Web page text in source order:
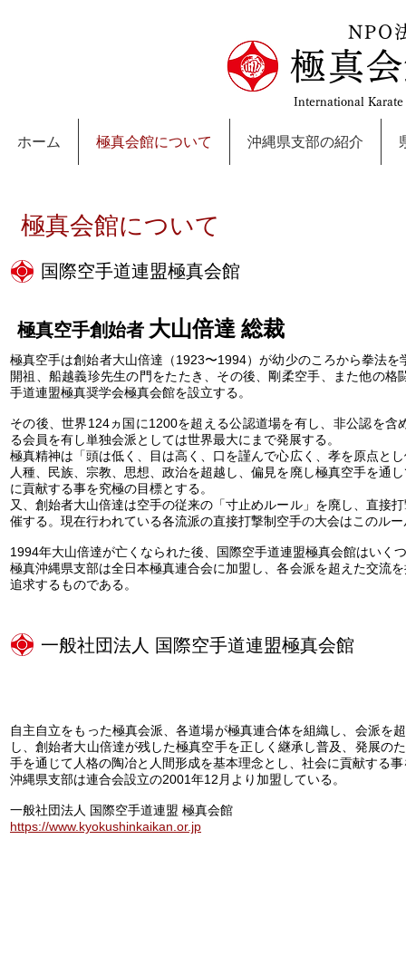
NPO
極真
International
ホーム 極真会館について 沖縄県支部の紹介
極真会館について
国際空手道連盟極真会館
極真空手創始者 大山倍達 総裁
極真空手は創始者大山倍達（1923〜1994）が幼少のころから拳法を
開祖、船越義珍先生の門をたたき、その後、剛柔空手、また他の格
手道連盟極真奨学会極真会館を設立する。
その後、世界124ヵ国に1200を超える公認道場を有し、非公認を含
る会員を有し単独会派としては世界最大にまで発展する。
極真精神は「頭は低く、目は高く、口を謹んで心広く、孝を原点と
人種、民族、宗教、思想、政治を超越し、偏見を廃し極真空手を通
に貢献する事を究極の目標とする。
又、創始者大山倍達は空手の従来の「寸止めルール」を廃し、直接
催する。現在行われている各流派の直接打撃制空手の大会はこのル
1994年大山倍達が亡くなられた後、国際空手道連盟極真会館はいく
極真沖縄県支部は全日本極真連合会に加盟し、各会派を超えた交流
追求するものである。
一般社団法人 国際空手道連盟極真会館
自主自立をもった極真会派、各道場が極真連合体を組織し、会派を
し、創始者大山倍達が残した極真空手を正しく継承し普及、発展の
手を通じて人格の陶冶と人間形成を基本理念とし、社会に貢献する
沖縄県支部は連合会設立の2001年12月より加盟している。
一般社団法人 国際空手道連盟 極真会館
https://www.kyokushinkaikan.or.jp